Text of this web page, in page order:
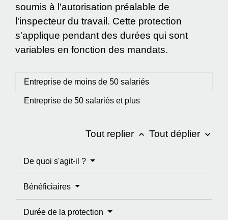
soumis à l'autorisation préalable de
l'inspecteur du travail. Cette protection
s'applique pendant des durées qui sont
variables en fonction des mandats.
Entreprise de moins de 50 salariés
Entreprise de 50 salariés et plus
Tout replier keyboard_arrow_up Tout déplier keyboard_arrow_down
De quoi s'agit-il ?
Bénéficiaires
Durée de la protection